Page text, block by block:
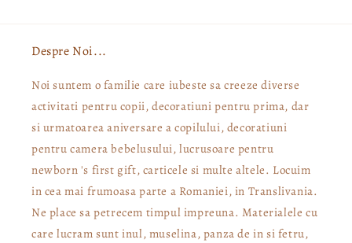
Despre Noi...
Noi suntem o familie care iubeste sa creeze diverse
activitati pentru copii, decoratiuni pentru prima, dar
si urmatoarea aniversare a copilului, decoratiuni
pentru camera bebelusului, lucrusoare pentru
newborn 's first gift, carticele si multe altele. Locuim
in cea mai frumoasa parte a Romaniei, in Translivania.
Ne place sa petrecem timpul impreuna. Materialele cu
care lucram sunt inul, muselina, panza de in si fetru,